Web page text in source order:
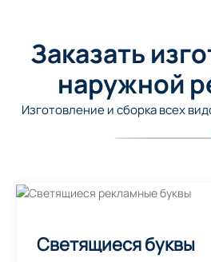
Заказать
наружной
Изготовление и сборка всех
Светящиеся буквы